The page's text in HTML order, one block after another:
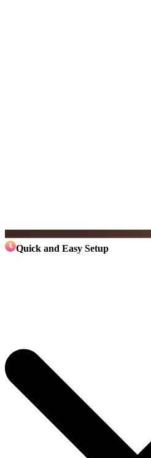
Quick and Easy Setup